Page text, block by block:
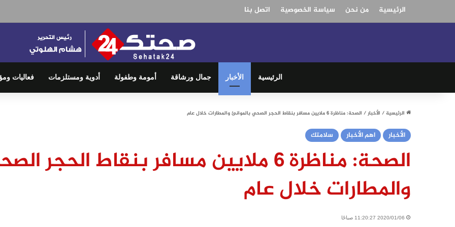
الرئيسية من نحن سياسة الخصوصية اتصل بنا
الرئيسية الأخبار جمال ورشاقة أمومة وطفولة أدوية ومستلزمات فعاليات
الرئيسية/ الأخبار/ الصحة: مناظرة 6 ملايين مسافر بنقاط الحجر الصحي بالموانئ والمطارات خلال عام
الأخبار اهم الأخبار سلامتك
الصحة: مناظرة 6 ملايين مسافر بنقاط
والمطارات خلال عام
2020/01/06 11:20:27 صباحًا